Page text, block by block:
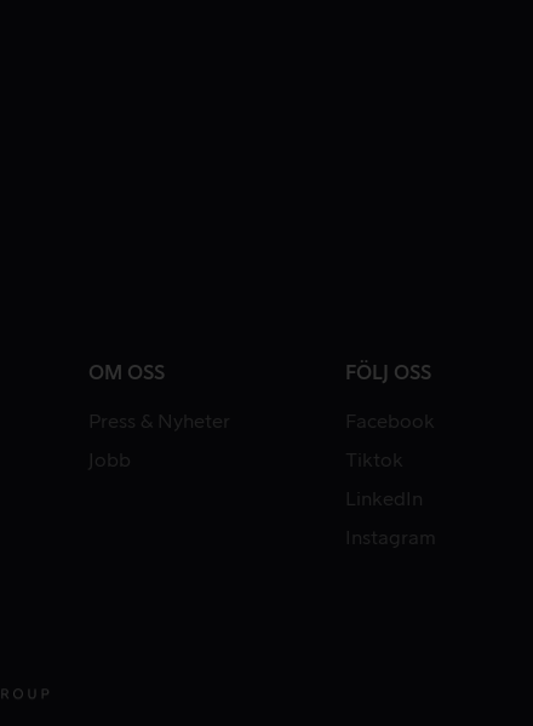
OM OSS
Press & Nyheter
Jobb
FÖLJ OSS
Facebook
Tiktok
LinkedIn
Instagram